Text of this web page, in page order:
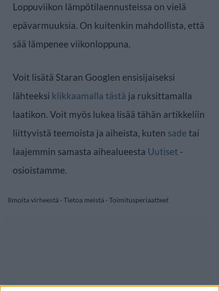
Loppuviikon lämpötilaennusteissa on vielä
epävarmuuksia. On kuitenkin mahdollista, että
sää lämpenee viikonloppuna.
Voit lisätä Staran Googlen ensisijaiseksi
lähteeksi klikkaamalla tästä ja ruksittamalla
laatikon. Voit myös lukea lisää tähän artikkeliin
liittyvistä teemoista ja aiheista, kuten sade tai
laajemmin samasta aihealueesta Uutiset -
osioistamme.
Ilmoita virheestä · Tietoa meistä · Toimitusperiaatteet